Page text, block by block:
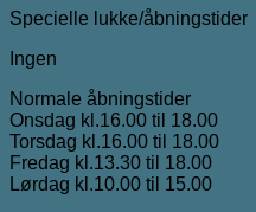
Specielle lukke/åbningstider
Ingen
Normale åbningstider
Onsdag kl.16.00 til 18.00
Torsdag kl.16.00 til 18.00
Fredag kl.13.30 til 18.00
Lørdag kl.10.00 til 15.00